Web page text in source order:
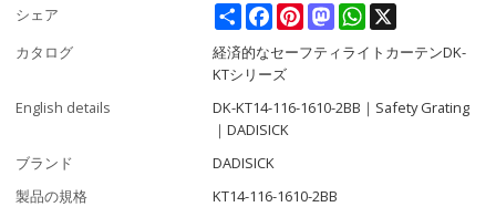
シェア ShareFacebookPinterestMastodonWhatsApp
カタログ
経済的なセーフティライトカーテンDK-
KTシリーズ
English details
DK-KT14-116-1610-2BB｜Safety Grating
｜DADISICK
ブランド
DADISICK
製品の規格
KT14-116-1610-2BB